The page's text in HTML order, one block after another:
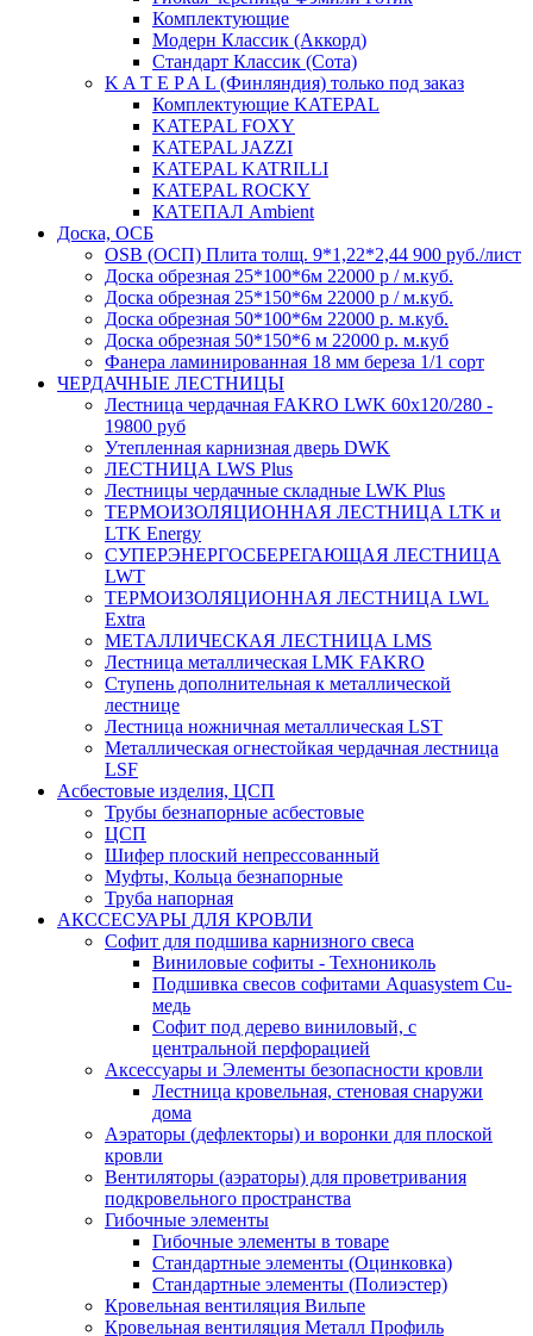
Комплектующие
Модерн Классик (Аккорд)
Стандарт Классик (Сота)
K A T E P A L (Финляндия) только под заказ
Комплектующие KATEPAL
KATEPAL FOXY
KATEPAL JAZZI
KATEPAL KATRILLI
KATEPAL ROCKY
КАТЕПАЛ Ambient
Доска, ОСБ
OSB (ОСП) Плита толщ. 9*1,22*2,44 900 руб./лист
Доска обрезная 25*100*6м 22000 р / м.куб.
Доска обрезная 25*150*6м 22000 р / м.куб.
Доска обрезная 50*100*6м 22000 р. м.куб.
Доска обрезная 50*150*6 м 22000 р. м.куб
Фанера ламинированная 18 мм береза 1/1 сорт
ЧЕРДАЧНЫЕ ЛЕСТНИЦЫ
Лестница чердачная FAKRO LWK 60х120/280 -
19800 руб
Утепленная карнизная дверь DWK
ЛЕСТНИЦА LWS Plus
Лестницы чердачные складные LWK Plus
ТЕРМОИЗОЛЯЦИОННАЯ ЛЕСТНИЦА LTK и
LTK Energy
СУПЕРЭНЕРГОСБЕРЕГАЮЩАЯ ЛЕСТНИЦА
LWT
ТЕРМОИЗОЛЯЦИОННАЯ ЛЕСТНИЦА LWL
Extra
МЕТАЛЛИЧЕСКАЯ ЛЕСТНИЦА LMS
Лестница металлическая LMK FAKRO
Ступень дополнительная к металлической
лестнице
Лестница ножничная металлическая LST
Металлическая огнестойкая чердачная лестница
LSF
Асбестовые изделия, ЦСП
Трубы безнапорные асбестовые
ЦСП
Шифер плоский непрессованный
Муфты, Кольца безнапорные
Труба напорная
АКССЕСУАРЫ ДЛЯ КРОВЛИ
Софит для подшива карнизного свеса
Виниловые софиты - Технониколь
Подшивка свесов софитами Aquasystem Cu-
медь
Софит под дерево виниловый, с
центральной перфорацией
Аксессуары и Элементы безопасности кровли
Лестница кровельная, стеновая снаружи
дома
Аэраторы (дефлекторы) и воронки для плоской
кровли
Вентиляторы (аэраторы) для проветривания
подкровельного пространства
Гибочные элементы
Гибочные элементы в товаре
Стандартные элементы (Оцинковка)
Стандартные элементы (Полиэстер)
Кровельная вентиляция Вильпе
Кровельная вентиляция Металл Профиль